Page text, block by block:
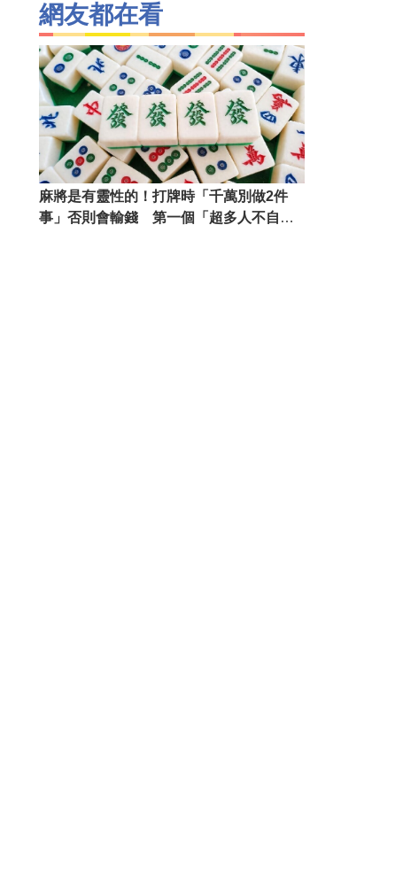
網友都在看
麻將是有靈性的！打牌時「千萬別做2件
事」否則會輸錢 第一個「超多人不自覺